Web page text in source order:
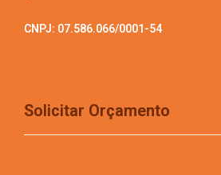
CNPJ: 07.586.066/0001-54
Solicitar Orçamento